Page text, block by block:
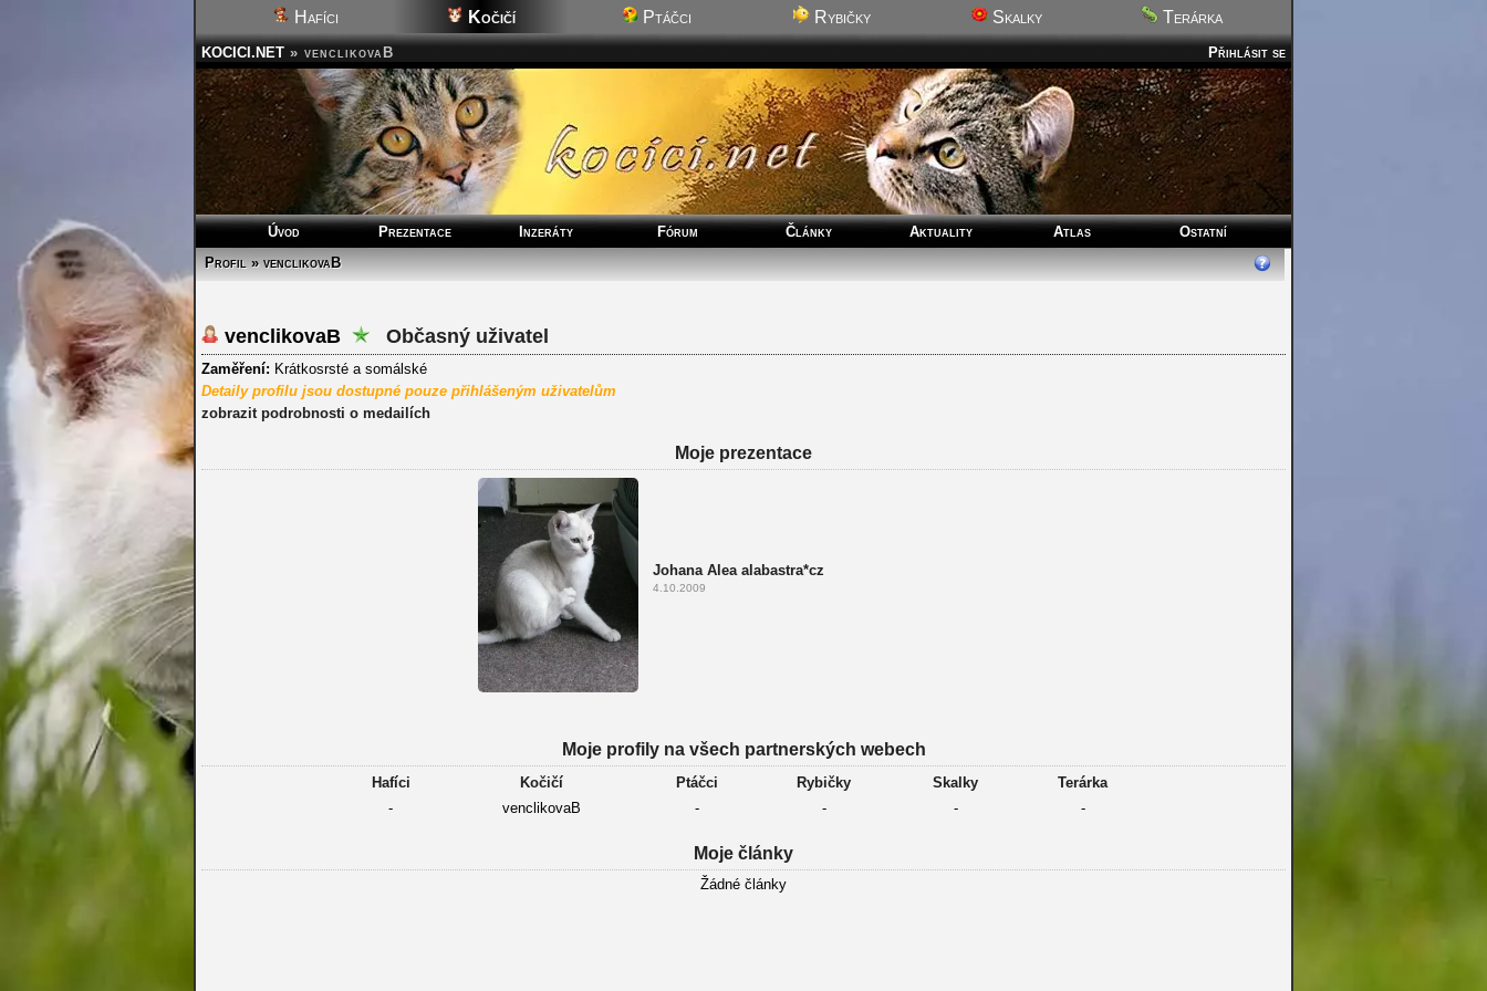
Hafíci Kočičí Ptáčci Rybičky Skalky Terárka
Přihlásit se
KOCICI.NET » venclikovaB
Úvod Prezentace Inzeráty Fórum Články Aktuality Atlas
Ostatní
Profil » venclikovaB
venclikovaB Občasný uživatel
Zaměření: Krátkosrsté a somálské
Detaily profilu jsou dostupné pouze přihlášeným uživatelům
zobrazit podrobnosti o medailích
Moje prezentace
Johana Alea alabastra*cz
4.10.2009
Moje profily na všech partnerských webech
Hafíci Kočičí Ptáčci Rybičky Skalky
Terárka
-
venclikovaB - - - -
Moje články
Žádné články